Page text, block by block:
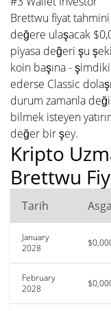
Brettwu fiyat
değere ulaşacak
piyasa değeri şu
koin başına -
ederse Classic
durum zamanla
bilmek isteyen
değer bir şey.
Kripto
Brettwu
Tarih
January
2028
February
2028